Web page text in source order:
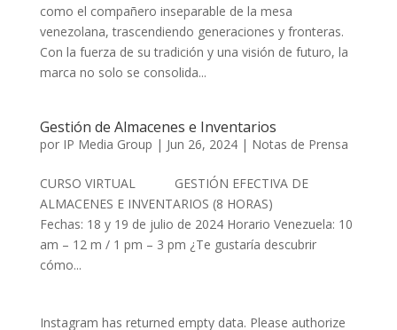
como el compañero inseparable de la mesa
venezolana, trascendiendo generaciones y fronteras.
Con la fuerza de su tradición y una visión de futuro, la
marca no solo se consolida...
Gestión de Almacenes e Inventarios
por IP Media Group | Jun 26, 2024| Notas de Prensa
CURSO VIRTUAL GESTIÓN EFECTIVA DE
ALMACENES E INVENTARIOS (8 HORAS)
Fechas: 18 y 19 de julio de 2024 Horario Venezuela: 10
am – 12 m / 1 pm – 3 pm ¿Te gustaría descubrir
cómo...
Instagram has returned empty data. Please authorize